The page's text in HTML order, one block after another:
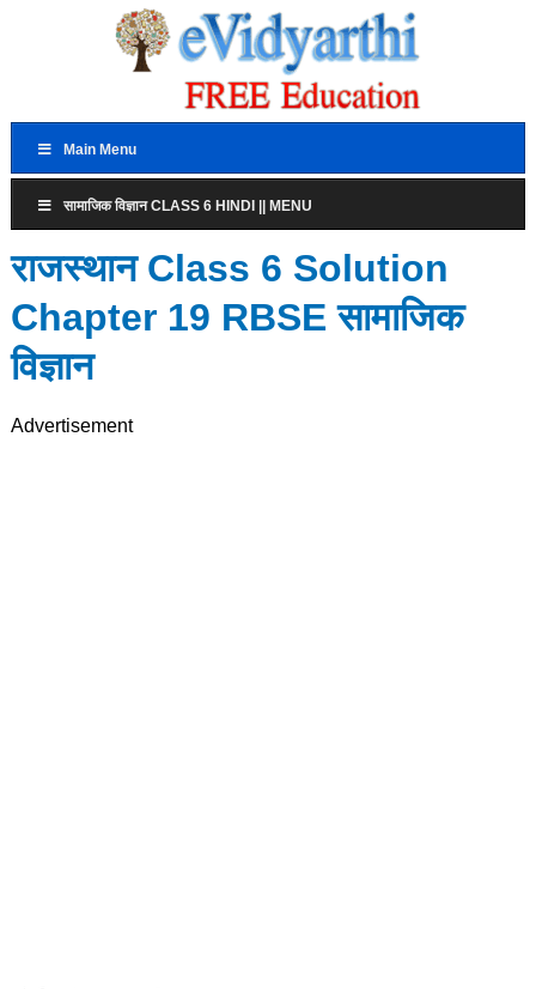
Main Menu
सामाजिक विज्ञान CLASS 6 HINDI || MENU
राजस्थान Class 6 Solution
Chapter 19 RBSE सामाजिक
विज्ञान
Advertisement